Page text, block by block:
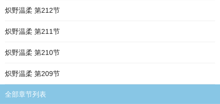
炽野温柔 第212节
炽野温柔 第211节
炽野温柔 第210节
炽野温柔 第209节
全部章节列表